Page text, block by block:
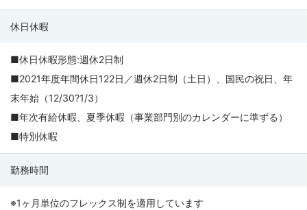
休日休暇
■休日休暇形態:週休2日制
■2021年度年間休日122日／週休2日制（土日）、国民の祝日、年
末年始（12/30?1/3）
■年次有給休暇、夏季休暇（事業部門別のカレンダーに準ずる）
■特別休暇
勤務時間
※1ヶ月単位のフレックス制を適用しています